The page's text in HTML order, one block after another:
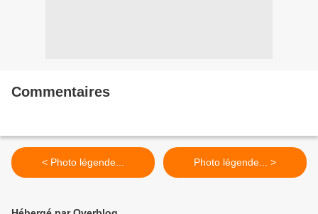
Commentaires
< Photo légende... Photo légende... >